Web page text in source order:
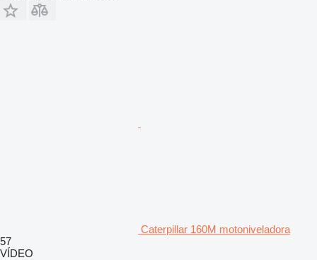
Caterpillar 160M motoniveladora
57
VÍDEO